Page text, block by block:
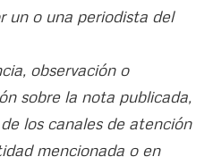
un o una periodista del
observación o
sobre la nota publicada,
los canales de atención
mencionada o en